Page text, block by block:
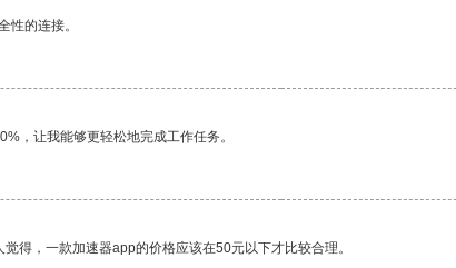
性的连接。
，让我能够更轻松地完成工作任务。
得，一款加速器app的价格应该在50元以下才比较合理。